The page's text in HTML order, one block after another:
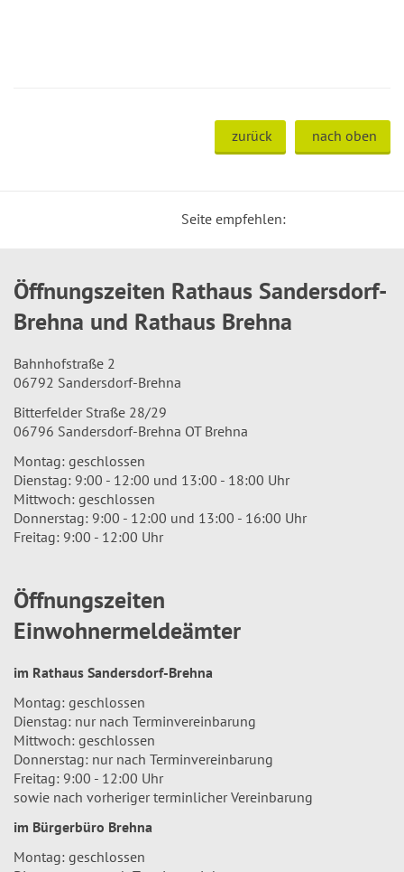
zurück nach oben
Seite empfehlen:
Öffnungszeiten Rathaus Sandersdorf-
Brehna und Rathaus Brehna
Bahnhofstraße 2
06792 Sandersdorf-Brehna
Bitterfelder Straße 28/29
06796 Sandersdorf-Brehna OT Brehna
Montag: geschlossen
Dienstag: 9:00 - 12:00 und 13:00 - 18:00 Uhr
Mittwoch: geschlossen
Donnerstag: 9:00 - 12:00 und 13:00 - 16:00 Uhr
Freitag: 9:00 - 12:00 Uhr
Öffnungszeiten
Einwohnermeldeämter
im Rathaus Sandersdorf-Brehna
Montag: geschlossen
Dienstag: nur nach Terminvereinbarung
Mittwoch: geschlossen
Donnerstag: nur nach Terminvereinbarung
Freitag: 9:00 - 12:00 Uhr
sowie nach vorheriger terminlicher Vereinbarung
im Bürgerbüro Brehna
Montag: geschlossen